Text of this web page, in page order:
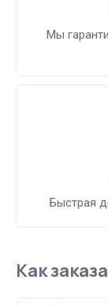
Мы
Быстрая
Как